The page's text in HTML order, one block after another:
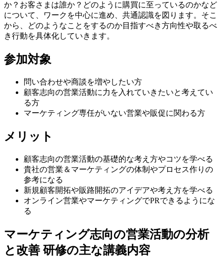
か？お客さまは誰か？どのように購買に至っているのかなど
について、ワークを中心に進め、共通認識を図ります。そこ
から、どのようなことをするのか目指すべき方向性や取るべ
き行動を具体化していきます。
参加対象
問い合わせや商談を増やしたい方
顧客志向の営業活動に力を入れていきたいと考えてい
る方
マーケティング専任がいない営業や販促に関わる方
メリット
顧客志向の営業活動の基礎的な考え方やコツを学べる
貴社の営業＆マーケティングの体制やプロセス作りの
参考になる
新規顧客開拓や販路開拓のアイデアや考え方を学べる
オンライン営業やマーケティングでPRできるようにな
る
マーケティング志向の営業活動の分析
と改善 研修の主な講義内容